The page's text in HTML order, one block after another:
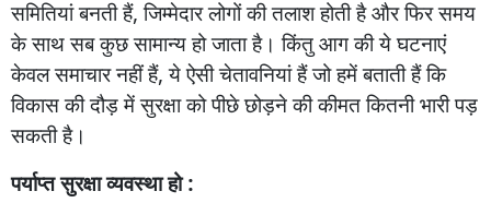
समितियांबनतीहैं,जिम्मेदारलोगोंकीतलाशहोतीहैऔरफिरसमय
केसाथसबकुछसामान्यहोजाताहै। किंतुआगकीयेघटनाएं
केवलसमाचारनहींहैं,येऐसीचेतावनियांहैंजोहमेंबतातीहैंकि
विकासकीदौड़मेंसुरक्षाकोपीछेछोड़नेकीकीमतकितनीभारीपड़
सकतीहै।
पर्याप्तसुरक्षाव्यवस्थाहो :